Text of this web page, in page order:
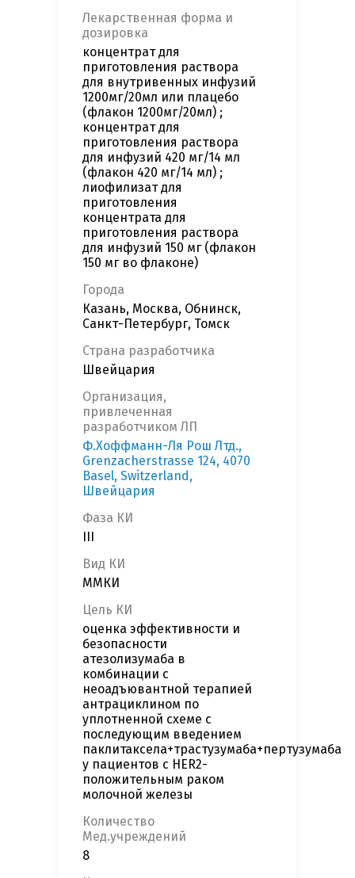
Лекарственная форма и
дозировка
концентрат для
приготовления раствора
для внутривенных инфузий
1200мг/20мл или плацебо
(флакон 1200мг/20мл) ;
концентрат для
приготовления раствора
для инфузий 420 мг/14 мл
(флакон 420 мг/14 мл) ;
лиофилизат для
приготовления
концентрата для
приготовления раствора
для инфузий 150 мг (флакон
150 мг во флаконе)
Города
Казань, Москва, Обнинск,
Санкт-Петербург, Томск
Страна разработчика
Швейцария
Организация,
привлеченная
разработчиком ЛП
Ф.Хоффманн-Ля Рош Лтд.,
Grenzacherstrasse 124, 4070
Basel, Switzerland,
Швейцария
Фаза КИ
Вид КИ
ММКИ
Цель КИ
оценка эффективности и
безопасности
атезолизумаба в
комбинации с
неоадъювантной терапией
антрациклином по
уплотненной схеме с
последующим введением
паклитаксела+трастузумаба+пертузумаба
у пациентов с HER2-
положительным раком
молочной железы
Количество
Мед.учреждений
8